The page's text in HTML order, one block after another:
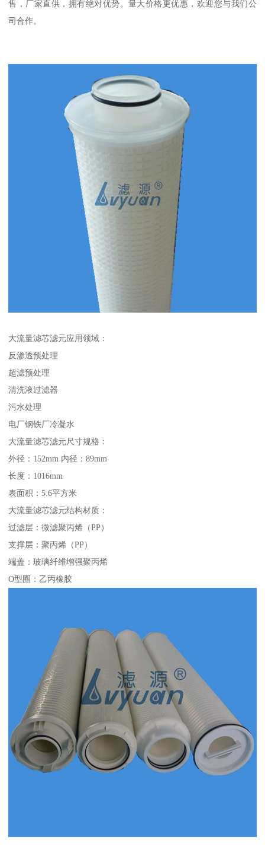
售，厂家直供，拥有绝对优势。量大价格更优惠，欢迎您与我们公
司合作。
大流量滤芯滤元应用领域：
反渗透预处理
超滤预处理
清洗液过滤器
污水处理
电厂钢铁厂冷凝水
大流量滤芯滤元尺寸规格：
外径：152mm 内径：89mm
长度：1016mm
表面积：5.6平方米
大流量滤芯滤元结构材质：
过滤层：微滤聚丙烯（PP）
支撑层：聚丙烯（PP）
端盖：玻璃纤维增强聚丙烯
O型圈：乙丙橡胶